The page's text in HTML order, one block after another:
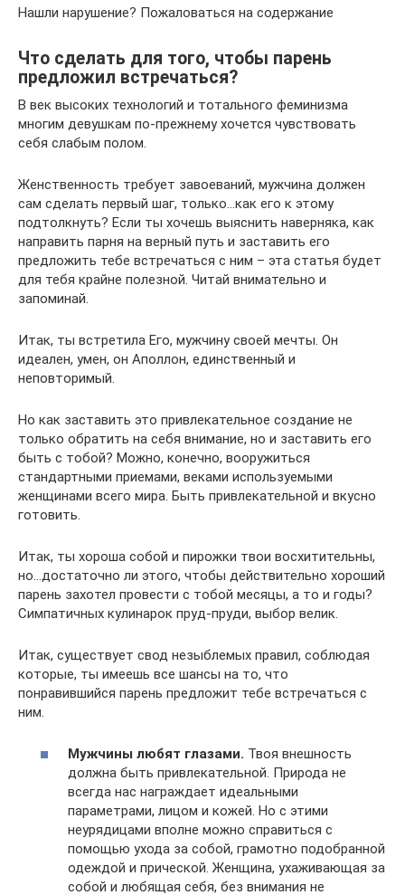
Нашли нарушение? Пожаловаться на содержание
Что сделать для того, чтобы парень
предложил встречаться?
В век высоких технологий и тотального феминизма
многим девушкам по-прежнему хочется чувствовать
себя слабым полом.
Женственность требует завоеваний, мужчина должен
сам сделать первый шаг, только…как его к этому
подтолкнуть? Если ты хочешь выяснить наверняка, как
направить парня на верный путь и заставить его
предложить тебе встречаться с ним – эта статья будет
для тебя крайне полезной. Читай внимательно и
запоминай.
Итак, ты встретила Его, мужчину своей мечты. Он
идеален, умен, он Аполлон, единственный и
неповторимый.
Но как заставить это привлекательное создание не
только обратить на себя внимание, но и заставить его
быть с тобой? Можно, конечно, вооружиться
стандартными приемами, веками используемыми
женщинами всего мира. Быть привлекательной и вкусно
готовить.
Итак, ты хороша собой и пирожки твои восхитительны,
но…достаточно ли этого, чтобы действительно хороший
парень захотел провести с тобой месяцы, а то и годы?
Симпатичных кулинарок пруд-пруди, выбор велик.
Итак, существует свод незыблемых правил, соблюдая
которые, ты имеешь все шансы на то, что
понравившийся парень предложит тебе встречаться с
ним.
Мужчины любят глазами. Твоя внешность
должна быть привлекательной. Природа не
всегда нас награждает идеальными
параметрами, лицом и кожей. Но с этими
неурядицами вполне можно справиться с
помощью ухода за собой, грамотно подобранной
одеждой и прической. Женщина, ухаживающая за
собой и любящая себя, без внимания не